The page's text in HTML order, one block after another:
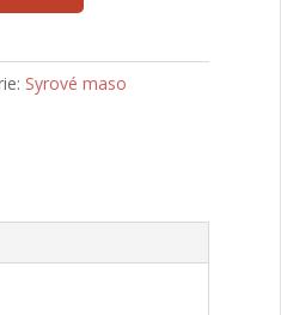
Syrové maso